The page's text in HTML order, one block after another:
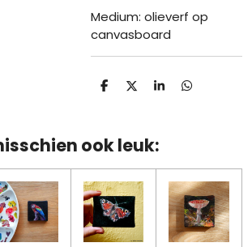
Medium: olieverf op
canvasboard
D
n
D S
e
D
ook leuk: